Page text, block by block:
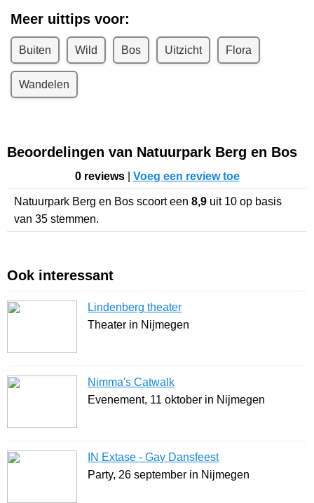
Meer uittips voor:
Buiten Wild Bos Uitzicht Flora
Wandelen
Beoordelingen van Natuurpark Berg en Bos
0 reviews| Voeg een review toe
Natuurpark Berg en Bos scoort een 8,9 uit 10 op basis
van 35 stemmen.
Ook interessant
Lindenberg theater
Theater in Nijmegen
Nimma's Catwalk
Evenement, 11 oktober in Nijmegen
IN Extase - Gay Dansfeest
Party, 26 september in Nijmegen